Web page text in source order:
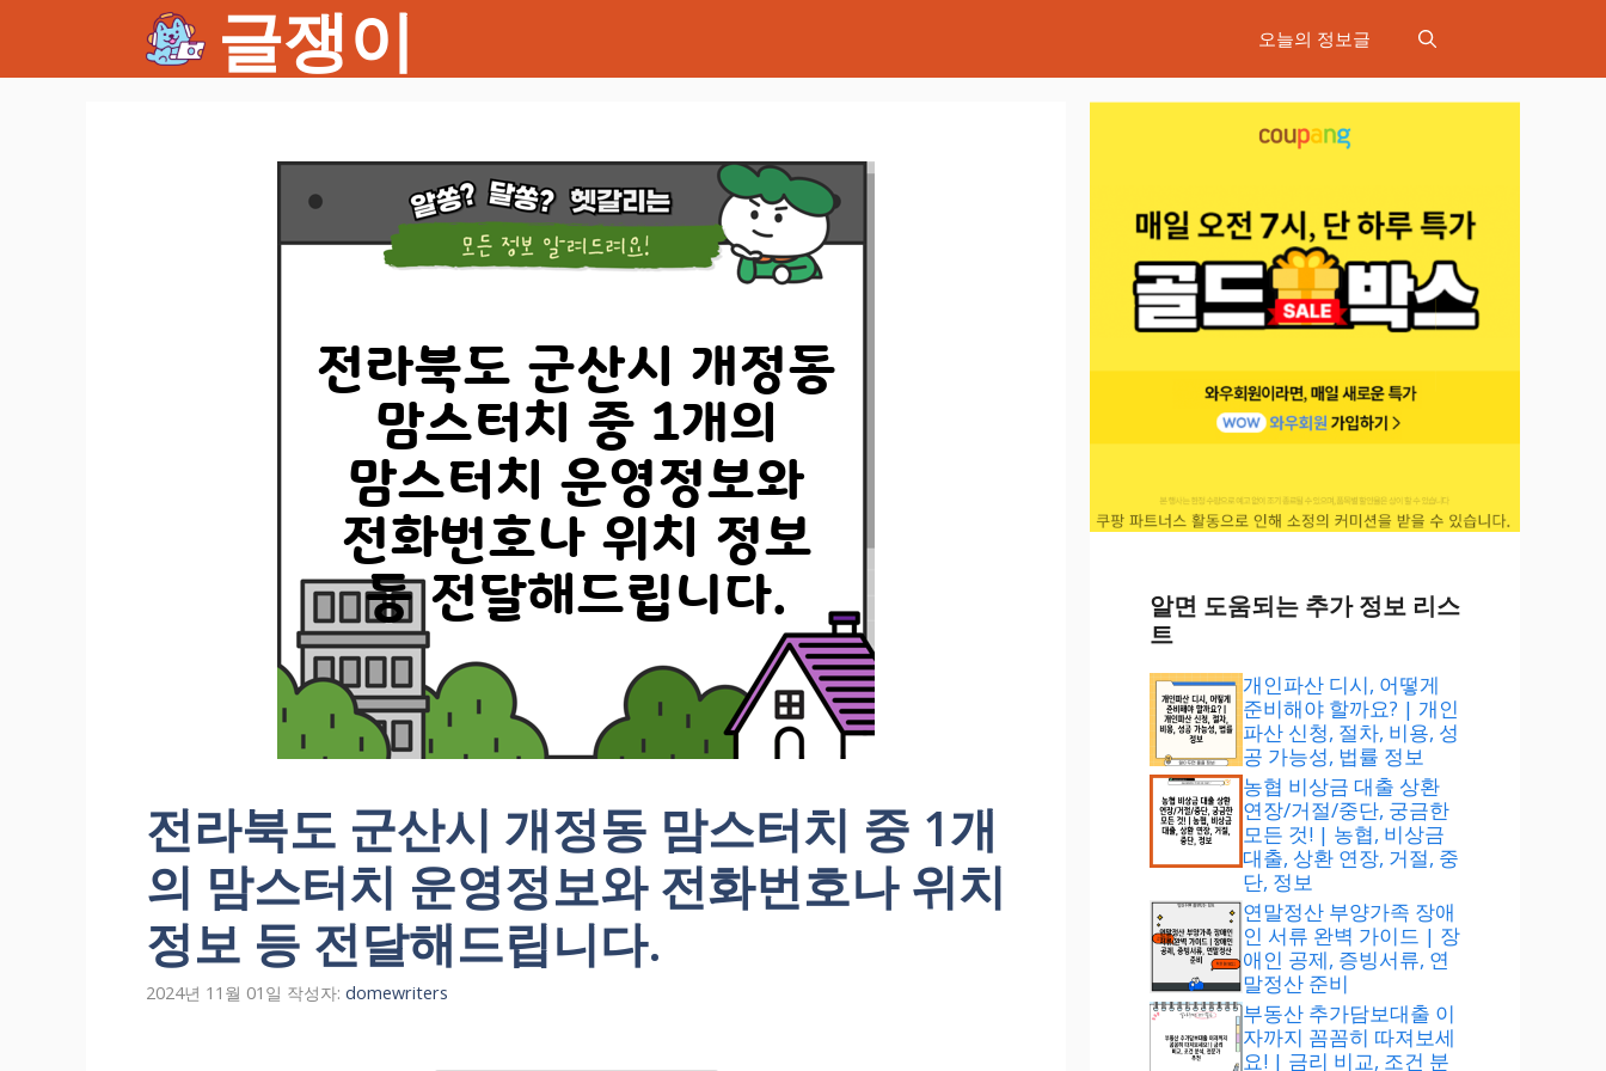
츠
글쟁이 오늘의 정보글
전라북도 군산시 개정동 맘스터치 중 1개
의 맘스터치 운영정보와 전화번호나 위치
정보 등 전달해드립니다.
2024년 11월 01일 작성자: domewriters
알면 도움되는 추가 정보 리스
트
개인파산 디시, 어떻게
준비해야 할까요? | 개인
파산 신청, 절차, 비용, 성
공 가능성, 법률 정보
농협 비상금 대출 상환
연장/거절/중단, 궁금한
모든 것! | 농협, 비상금
대출, 상환 연장, 거절, 중
단, 정보
연말정산 부양가족 장애
인 서류 완벽 가이드 | 장
애인 공제, 증빙서류, 연
말정산 준비
부동산 추가담보대출 이
자까지 꼼꼼히 따져보세
요! | 금리 비교, 조건 분